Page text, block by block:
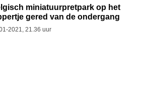
miniatuurpretpark op het
gered van de ondergang
2021, 21.36 uur